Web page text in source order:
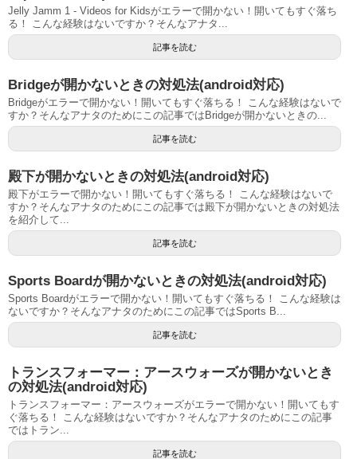
Jelly Jamm 1 - Videos for Kidsがエラーで開かない！開いてもすぐ落ち
る！ こんな経験はないですか？そんなアナタ...
記事を読む
Bridgeが開かないときの対処法(android対応)
Bridgeがエラーで開かない！開いてもすぐ落ちる！ こんな経験はないで
すか？そんなアナタのためにこの記事ではBridgeが開かないときの...
記事を読む
殿下が開かないときの対処法(android対応)
殿下がエラーで開かない！開いてもすぐ落ちる！ こんな経験はないで
すか？そんなアナタのためにこの記事では殿下が開かないときの対処法
を紹介して...
記事を読む
Sports Boardが開かないときの対処法(android対応)
Sports Boardがエラーで開かない！開いてもすぐ落ちる！ こんな経験は
ないですか？そんなアナタのためにこの記事ではSports B...
記事を読む
トランスフォーマー：アースウォーズが開かないとき
の対処法(android対応)
トランスフォーマー：アースウォーズがエラーで開かない！開いてもす
ぐ落ちる！ こんな経験はないですか？そんなアナタのためにこの記事
ではトラン...
記事を読む